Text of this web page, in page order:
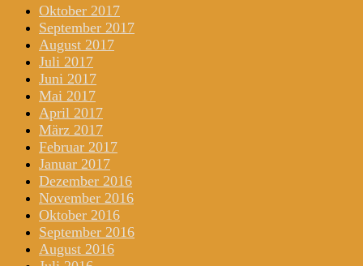
Oktober 2017
September 2017
August 2017
Juli 2017
Juni 2017
Mai 2017
April 2017
März 2017
Februar 2017
Januar 2017
Dezember 2016
November 2016
Oktober 2016
September 2016
August 2016